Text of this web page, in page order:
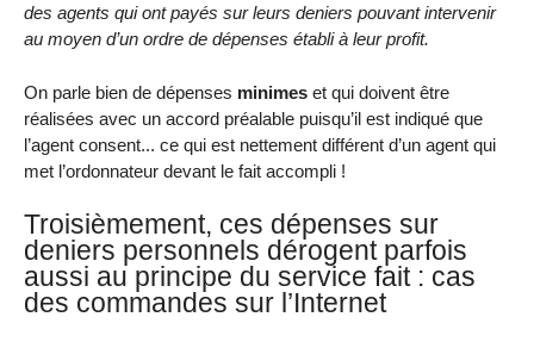
des agents qui ont payés sur leurs deniers pouvant intervenir
au moyen d’un ordre de dépenses établi à leur profit.
On parle bien de dépenses minimes et qui doivent être
réalisées avec un accord préalable puisqu’il est indiqué que
l’agent consent... ce qui est nettement différent d’un agent qui
met l’ordonnateur devant le fait accompli !
Troisièmement, ces dépenses sur
deniers personnels dérogent parfois
aussi au principe du service fait : cas
des commandes sur l’Internet